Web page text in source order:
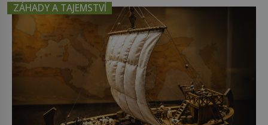
poznání. Jenže po jeho smrti se jeho slavné sbírky
začínají rozpadat a část z nich mizí navždy. Kdo
odnesl nejvzácnější knihy? A existují ještě někde
zapomenuté rukopisy, které nikdo […]
ZÁHADY A TAJEMSTVÍ